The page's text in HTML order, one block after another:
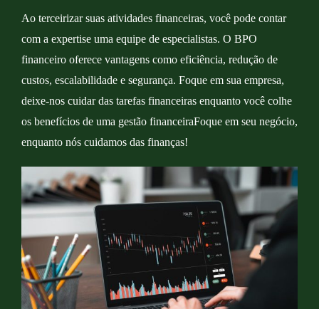
Ao terceirizar suas atividades financeiras, você pode contar
com a expertise uma equipe de especialistas. O BPO
financeiro oferece vantagens como eficiência, redução de
custos, escalabilidade e segurança. Foque em sua empresa,
deixe-nos cuidar das tarefas financeiras enquanto você colhe
os benefícios de uma gestão financeiraFoque em seu negócio,
enquanto nós cuidamos das finanças!